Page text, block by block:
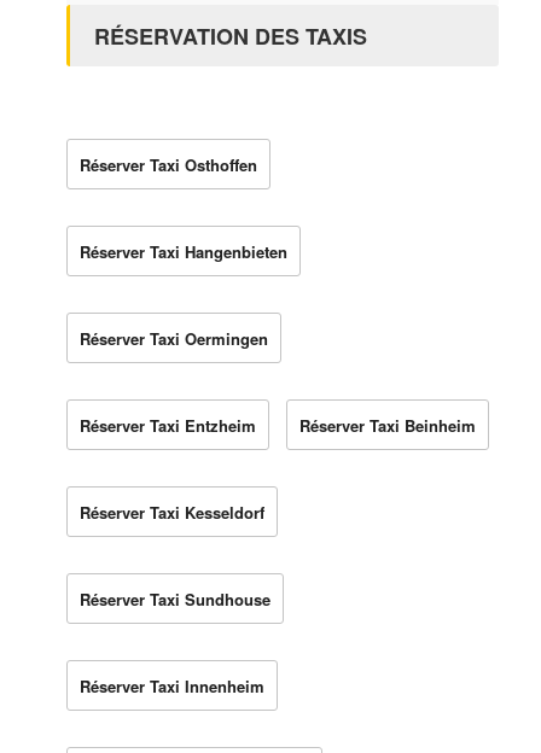
RÉSERVATION DES TAXIS
Réserver Taxi Osthoffen
Réserver Taxi Hangenbieten
Réserver Taxi Oermingen
Réserver Taxi Entzheim Réserver Taxi Beinheim
Réserver Taxi Kesseldorf
Réserver Taxi Sundhouse
Réserver Taxi Innenheim